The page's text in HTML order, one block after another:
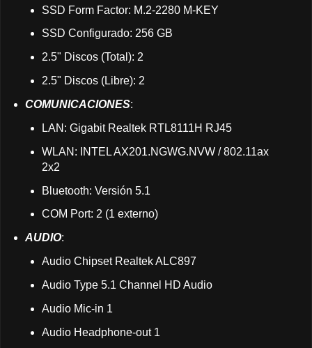
SSD Form Factor: M.2-2280 M-KEY
SSD Configurado: 256 GB
2.5" Discos (Total): 2
2.5" Discos (Libre): 2
COMUNICACIONES:
LAN: Gigabit Realtek RTL8111H RJ45
WLAN: INTEL AX201.NGWG.NVW / 802.11ax
2x2
Bluetooth: Versión 5.1
COM Port: 2 (1 externo)
AUDIO:
Audio Chipset Realtek ALC897
Audio Type 5.1 Channel HD Audio
Audio Mic-in 1
Audio Headphone-out 1